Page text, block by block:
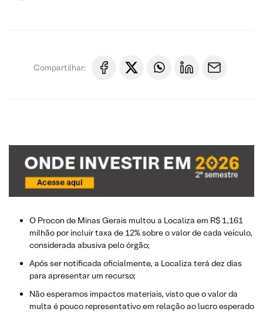
Compartilhar:
O Procon de Minas Gerais multou a Localiza em R$ 1,161
milhão por incluir taxa de 12% sobre o valor de cada veículo,
considerada abusiva pelo órgão;
Após ser notificada oficialmente, a Localiza terá dez dias
para apresentar um recurso;
Não esperamos impactos materiais, visto que o valor da
multa é pouco representativo em relação ao lucro esperado